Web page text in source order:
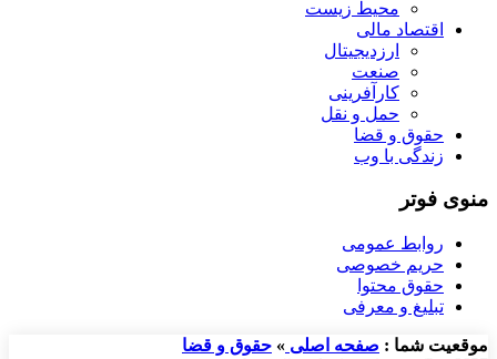
محیط زیست
اقتصاد مالی
ارزدیجیتال
صنعت
کارآفرینی
حمل و نقل
حقوق و قضا
زندگی با وب
منوی فوتر
روابط عمومی
حریم خصوصی
حقوق محتوا
تبلیغ و معرفی
موقعیت شما : صفحه اصلی » حقوق و قضا